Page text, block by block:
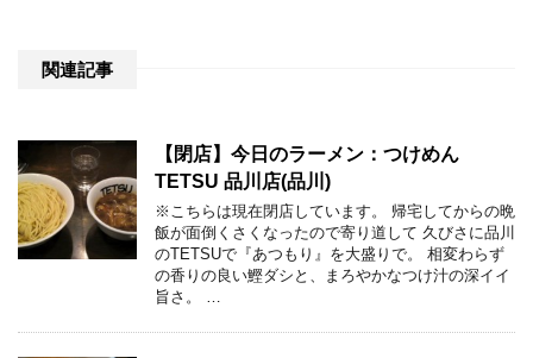
関連記事
【閉店】今日のラーメン：つけめん
TETSU 品川店(品川)
※こちらは現在閉店しています。 帰宅してからの晩
飯が面倒くさくなったので寄り道して 久びさに品川
のTETSUで『あつもり』を大盛りで。 相変わらず
の香りの良い鰹ダシと、まろやかなつけ汁の深イイ
旨さ。 …